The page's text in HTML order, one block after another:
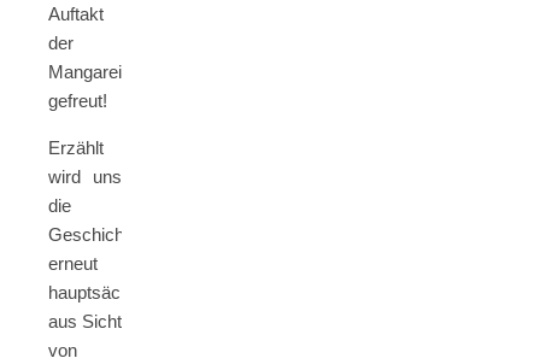
Auftakt
der
Mangareihe
gefreut!
Erzählt
wird uns
die
Geschichte
erneut
hauptsächlich
aus Sicht
von